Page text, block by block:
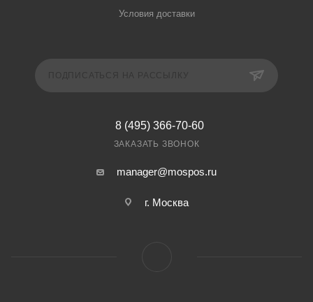
Условия доставки
8 (495) 366-70-60
ЗАКАЗАТЬ ЗВОНОК
manager@mospos.ru
г. Москва